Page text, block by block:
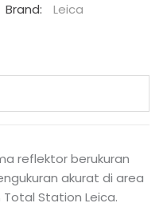
Brand: Leica
reflektor berukuran
akurat di area
Station Leica.